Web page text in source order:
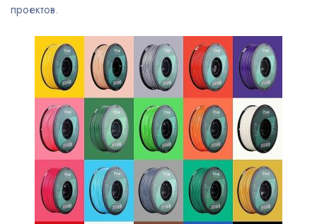
проектов.